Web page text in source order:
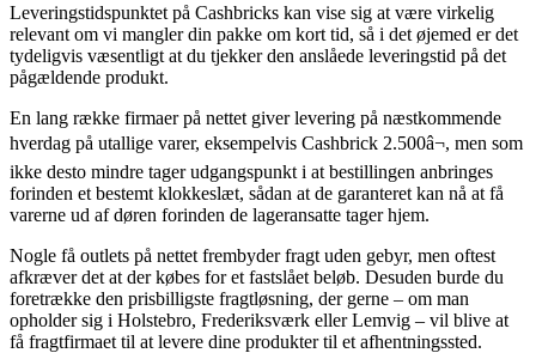
Leveringstidspunktet på Cashbricks kan vise sig at være virkelig
relevant om vi mangler din pakke om kort tid, så i det øjemed er det
tydeligvis væsentligt at du tjekker den anslåede leveringstid på det
pågældende produkt.
En lang række firmaer på nettet giver levering på næstkommende
hverdag på utallige varer, eksempelvis Cashbrick 2.500â¬, men som
ikke desto mindre tager udgangspunkt i at bestillingen anbringes
forinden et bestemt klokkeslæt, sådan at de garanteret kan nå at få
varerne ud af døren forinden de lageransatte tager hjem.
Nogle få outlets på nettet frembyder fragt uden gebyr, men oftest
afkræver det at der købes for et fastslået beløb. Desuden burde du
foretrække den prisbilligste fragtløsning, der gerne – om man
opholder sig i Holstebro, Frederiksværk eller Lemvig – vil blive at
få fragtfirmaet til at levere dine produkter til et afhentningssted.